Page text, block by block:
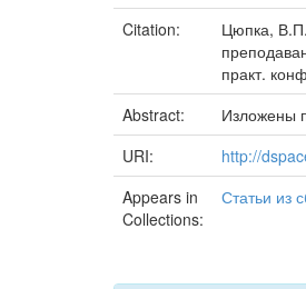
Citation:
Цюпка, В.П.
практ.
Abstract:
Изложены
URI:
http://
Appears in
Collections:
Статьи из